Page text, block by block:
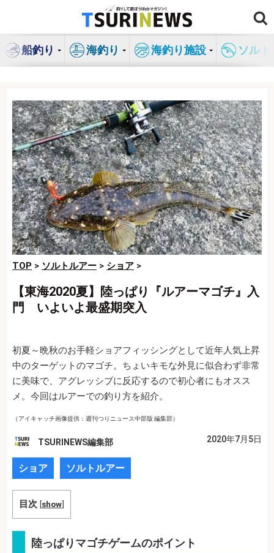
ン
船釣り 海釣り 海釣り施設 ソル
TOP > ソルトルアー > ショア >
【東海2020夏】陸っぱり『ルアーマゴチ』入
門 いよいよ最盛期突入
初夏～晩秋のお手軽ショアフィッシングとして近年人気上昇
中のターゲットのマゴチ。ちょいキモな外見に似合わず非常
に美味で、アグレッシブに反応するので初心者にもオスス
メ。今回はルアーでの釣り方を紹介。
（アイキャッチ画像提供：週刊つりニュース中部版 編集部）
TSURINEWS編集部 2020年7月5日
ショア ソルトルアー
目次 [show]
陸っぱりマゴチゲームのポイント